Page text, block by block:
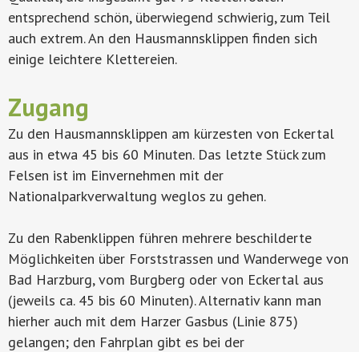
entsprechend schön, überwiegend schwierig, zum Teil
auch extrem. An den Hausmannsklippen finden sich
einige leichtere Klettereien.
Zugang
Zu den Hausmannsklippen am kürzesten von Eckertal
aus in etwa 45 bis 60 Minuten. Das letzte Stück zum
Felsen ist im Einvernehmen mit der
Nationalparkverwaltung weglos zu gehen.
Zu den Rabenklippen führen mehrere beschilderte
Möglichkeiten über Forststrassen und Wanderwege von
Bad Harzburg, vom Burgberg oder von Eckertal aus
(jeweils ca. 45 bis 60 Minuten). Alternativ kann man
hierher auch mit dem Harzer Gasbus (Linie 875)
gelangen; den Fahrplan gibt es bei der